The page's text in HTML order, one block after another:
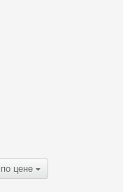
по цене {